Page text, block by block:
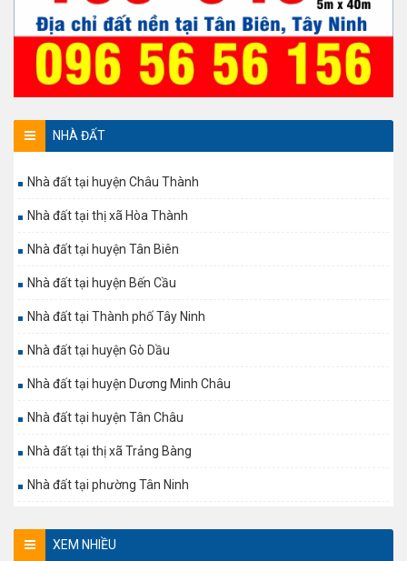
NHÀ ĐẤT
Nhà đất tại huyện Châu Thành
Nhà đất tại thị xã Hòa Thành
Nhà đất tại huyện Tân Biên
Nhà đất tại huyện Bến Cầu
Nhà đất tại Thành phố Tây Ninh
Nhà đất tại huyện Gò Dầu
Nhà đất tại huyện Dương Minh Châu
Nhà đất tại huyện Tân Châu
Nhà đất tại thị xã Trảng Bàng
Nhà đất tại phường Tân Ninh
XEM NHIỀU